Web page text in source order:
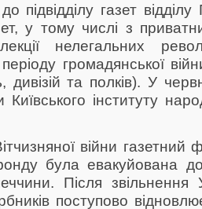
підвідділу газет
у тому числі з
нелегальних
громадянської
дивізій та полків). У
інституту
війни газетний
була евакуйована
Після звільнення
поступово